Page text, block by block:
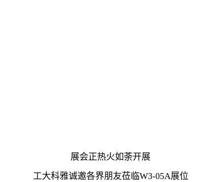
展会正热火如荼开展
工大科雅诚邀各界朋友莅临W3-05A展位